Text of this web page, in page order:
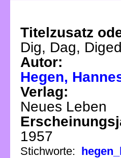
Titelzusatz
Dig, Dag,
Autor:
Hegen,
Verlag:
Neues Leben
1957
Stichworte: